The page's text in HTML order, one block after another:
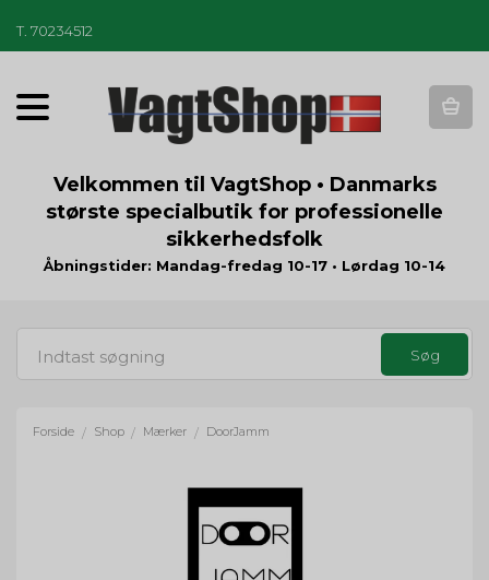
T 70234512
T
o
g
a
t
o
Velkommen til VagtShop • Danmarks
største specialbutik for professionelle
sikkerhedsfolk
Åbningstider: Mandag-fredag 10-17 • Lørdag 10-14
Forside / Shop / Mærker / DoorJamm